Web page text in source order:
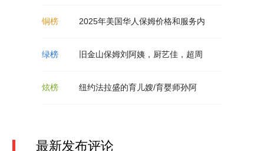
2025年美国华人保姆价格和服务内
旧金山保姆刘阿姨，厨艺佳，超周
纽约法拉盛的育儿嫂/育婴师孙阿
最新发布评论